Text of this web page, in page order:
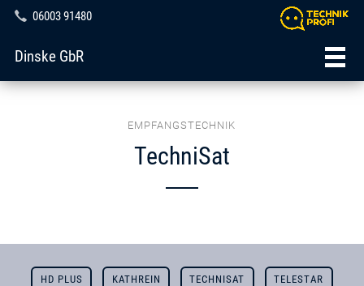
06003 91480
Dinske GbR
EMPFANGSTECHNIK
TechniSat
HD PLUS KATHREIN TECHNISAT TELESTAR